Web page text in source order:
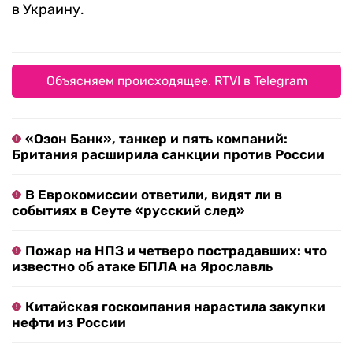
в Украину.
Объясняем происходящее. RTVI в Telegram
«Озон Банк», танкер и пять компаний:
Британия расширила санкции против России
В Еврокомиссии ответили, видят ли в
событиях в Сеуте «русский след»
Пожар на НПЗ и четверо пострадавших: что
известно об атаке БПЛА на Ярославль
Китайская госкомпания нарастила закупки
нефти из России